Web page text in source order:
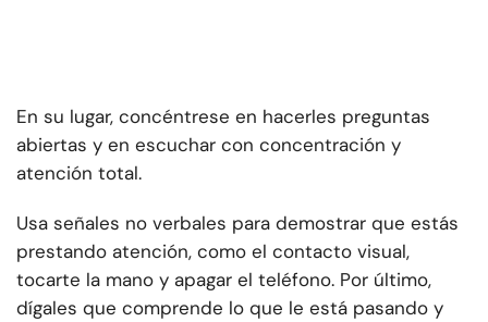
En su lugar, concéntrese en hacerles preguntas
abiertas y en escuchar con concentración y
atención total.
Usa señales no verbales para demostrar que estás
prestando atención, como el contacto visual,
tocarte la mano y apagar el teléfono. Por último,
dígales que comprende lo que le está pasando y